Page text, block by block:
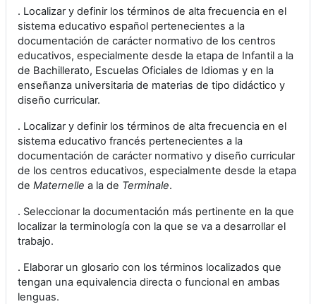
. Localizar y definir los términos de alta frecuencia en el
sistema educativo español pertenecientes a la
documentación de carácter normativo de los centros
educativos, especialmente desde la etapa de Infantil a la
de Bachillerato, Escuelas Oficiales de Idiomas y en la
enseñanza universitaria de materias de tipo didáctico y
diseño curricular.
. Localizar y definir los términos de alta frecuencia en el
sistema educativo francés pertenecientes a la
documentación de carácter normativo y diseño curricular
de los centros educativos, especialmente desde la etapa
de Maternelle a la de Terminale.
. Seleccionar la documentación más pertinente en la que
localizar la terminología con la que se va a desarrollar el
trabajo.
. Elaborar un glosario con los términos localizados que
tengan una equivalencia directa o funcional en ambas
lenguas.